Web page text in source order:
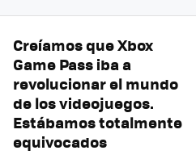
Creíamos que Xbox
Game Pass iba a
revolucionar el mundo
de los videojuegos.
Estábamos totalmente
equivocados